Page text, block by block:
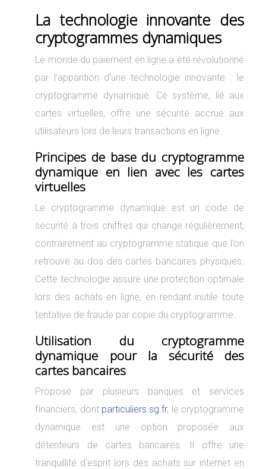
La technologie innovante des
cryptogrammes dynamiques
Le monde du paiement en ligne a été révolutionné
par l’apparition d’une technologie innovante : le
cryptogramme dynamique. Ce système, lié aux
cartes virtuelles, offre une sécurité accrue aux
utilisateurs lors de leurs transactions en ligne.
Principes de base du cryptogramme
dynamique en lien avec les cartes
virtuelles
Le cryptogramme dynamique est un code de
sécurité à trois chiffres qui change régulièrement,
contrairement au cryptogramme statique que l’on
retrouve au dos des cartes bancaires physiques.
Cette technologie assure une protection optimale
lors des achats en ligne, en rendant inutile toute
tentative de fraude par copie du cryptogramme.
Utilisation du cryptogramme
dynamique pour la sécurité des
cartes bancaires
Proposé par plusieurs banques et services
financiers, dont particuliers.sg.fr, le cryptogramme
dynamique est une option proposée aux
détenteurs de cartes bancaires. Il offre une
tranquillité d’esprit lors des achats sur internet en